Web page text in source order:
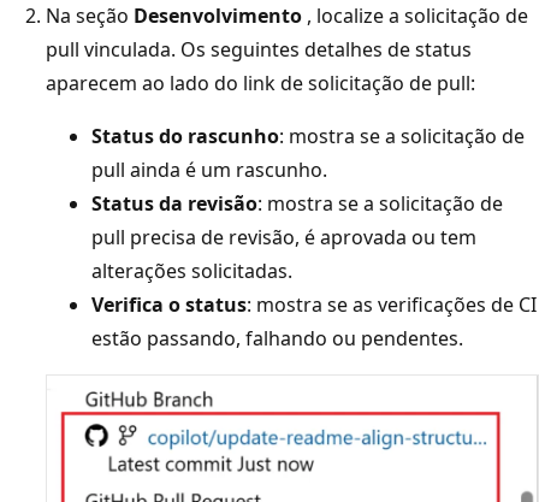
Na seção Desenvolvimento , localize a solicitação de
pull vinculada. Os seguintes detalhes de status
aparecem ao lado do link de solicitação de pull:
Status do rascunho: mostra se a solicitação de
pull ainda é um rascunho.
Status da revisão: mostra se a solicitação de
pull precisa de revisão, é aprovada ou tem
alterações solicitadas.
Verifica o status: mostra se as verificações de CI
estão passando, falhando ou pendentes.